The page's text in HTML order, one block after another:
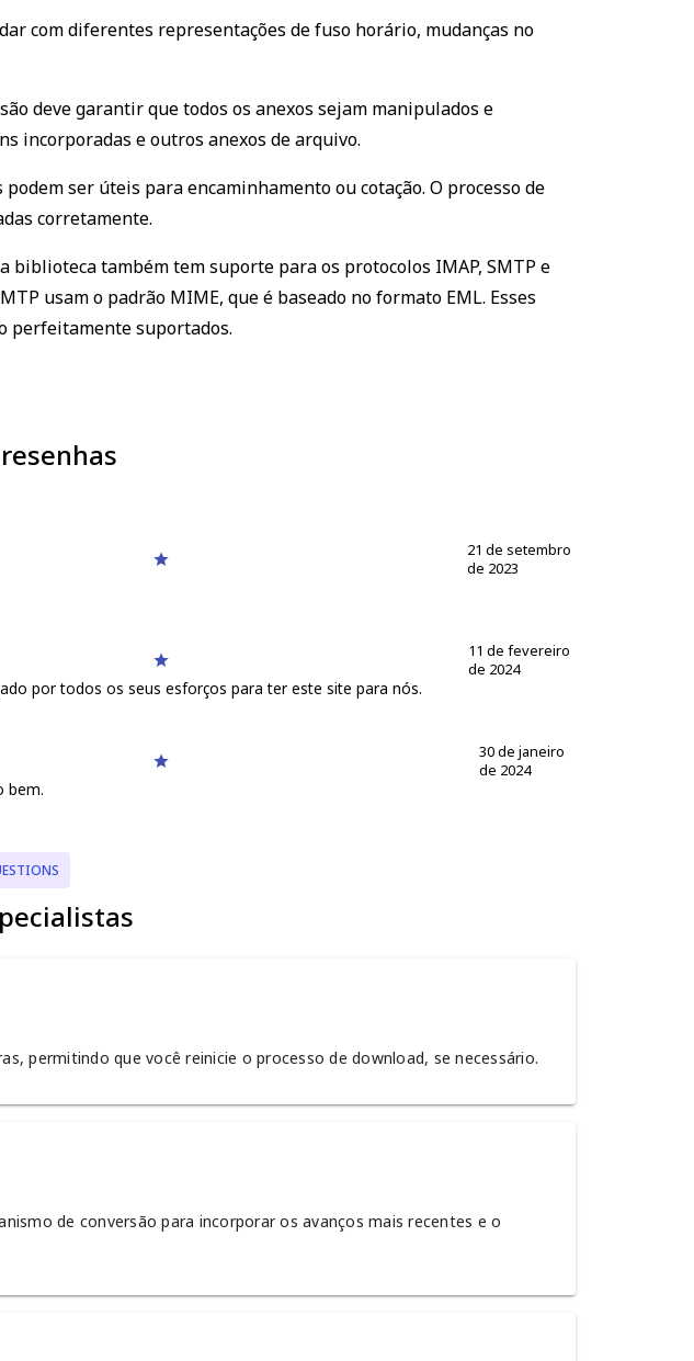
com diferentes representações de fuso horário, mudanças no
deve garantir que todos os anexos sejam manipulados e
incorporadas e outros anexos de arquivo.
ser úteis para encaminhamento ou cotação. O processo de
corretamente.
também tem suporte para os protocolos IMAP, SMTP e
usam o padrão MIME, que é baseado no formato EML. Esses
perfeitamente suportados.
21 de setembro
de 2023
11 de fevereiro
de 2024
por todos os seus esforços para ter este site para nós.
30 de janeiro
de 2024
bem.
permitindo que você reinicie o processo de download, se necessário.
de conversão para incorporar os avanços mais recentes e o